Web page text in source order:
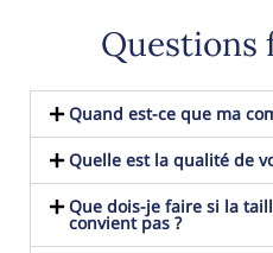
Questions
Quand est-ce que ma
Quelle est la qualité de
Que dois-je faire si la
convient pas ?